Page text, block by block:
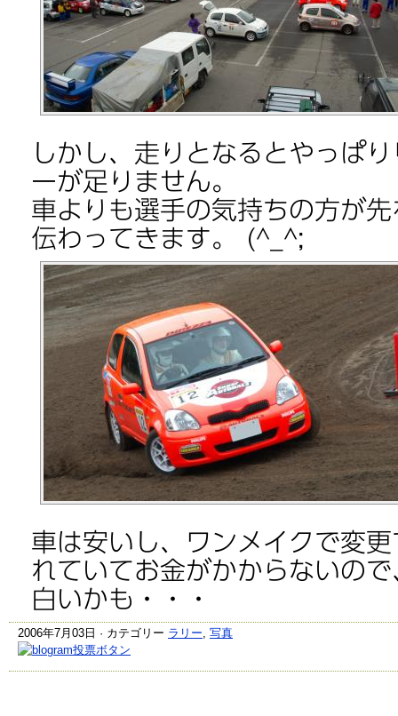
しかし、走りとなるとやっぱ
ーが足りません。
車よりも選手の気持ちの方が
伝わってきます。 (^_^;
車は安いし、ワンメイクで変
れていてお金がかからないの
白いかも・・・
2006年7月03日 · カテゴリー ラリー, 写真